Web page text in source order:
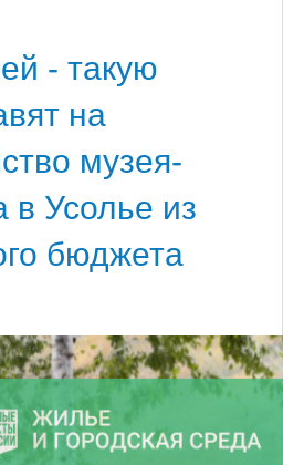
- такую
на
музея-
в Усолье из
бюджета